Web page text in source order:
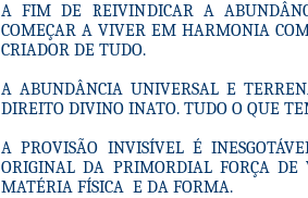
A FIM DE REIVINDICAR A
COMEÇAR A VIVER EM HARMONIA
CRIADOR DE TUDO.
A ABUNDÂNCIA UNIVERSAL E
DIREITO DIVINO INATO. TUDO O QUE
A PROVISÃO INVISÍVEL É
ORIGINAL DA PRIMORDIAL FORÇA
MATÉRIA FÍSICA E DA FORMA.